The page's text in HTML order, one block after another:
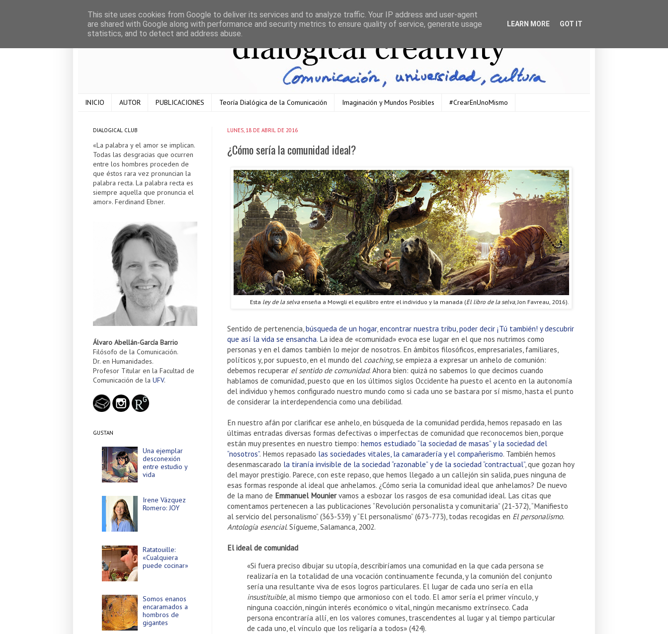
INICIO AUTOR PUBLICACIONES Teoría Dialógica de la Comunicación Imaginación y Mundos Posibles #CrearEnUnoMismo
LUNES, 18 DE ABRIL DE 2016
¿Cómo sería la comunidad ideal?
Esta ley de la selvaenseña a Mowgli el equilibro entre el individuo y la manada (El libro de la selva, Jon Favreau, 2016).
Sentido de pertenencia, búsqueda de un hogar, encontrar nuestra tribu poder decir ¡Tú también! y descubrir
que así la vida se ensancha. La idea de «comunidad» evoca ese lugar en el que nos nutrimos como
personas y en el damos también lo mejor de nosotros. En ámbitos filosóficos, empresariales, familiares,
políticos y, por supuesto, en el mundo del coaching, se empieza a expresar un anhelo de comunión:
debemos recuperar el sentido de comunidad. Ahora bien: quizá no sabemos lo que decimos cuando
hablamos de comunidad, puesto que en los últimos siglos Occidente ha puesto el acento en la autonomía
del individuo y hemos configurado nuestro mundo como si cada uno se bastara por sí mismo, hasta el punto
de considerar la interdependencia como una debilidad.
En nuestro afán por clarificar ese anhelo, en búsqueda de la comunidad perdida, hemos repasado en las
últimas entradas diversas formas defectivas o imperfectas de comunidad que reconocemos bien, porque
están muy presentes en nuestro tiempo: hemos estudiado “la sociedad de masas” y la sociedad del
“nosotros”. Hemos repasado las sociedades vitales, la camaradería y el compañerismo. También hemos
desenmascarado la tiranía invisible de la sociedad “razonable” y de la sociedad “contractual”, que gozan hoy
del mayor prestigio. Parece, con este repaso, que hemos llegado a un callejón sin salida, pues ninguna de
esas formas responde al ideal que anhelamos. ¿Cómo seria la comunidad ideal que anhelamos? De nuevo
de la mano de Emmanuel Mouniervamos a esbozar los rasgos de esa comunidad ideal. Las citas que
comentamos pertenecen a las publicaciones “Revolución personalista y comunitaria” (21-372), “Manifiesto
al servicio del personalismo” (363-539) y “El personalismo” (673-773), todas recogidas en El personalismo.
Antología esencial. Sígueme, Salamanca, 2002.
El ideal de comunidad
«Si fuera preciso dibujar su utopía, describiríamos una comunidad en la que cada persona se
realizaría en la totalidad de una vocación continuamente fecunda, y la comunión del conjunto
sería una resultante viva de esos logros particulares. El lugar de cada uno sería en ella
insustituible, al mismo tiempo que armonioso con el todo. El amor sería el primer vínculo, y
ninguna coacción, ningún interés económico o vital, ningún mecanismo extrínseco. Cada
persona encontraría allí, en los valores comunes, trascendentes al lugar y al tiempo particular
de cada uno, el vínculo que los religaría a todos» (424).
DIALOGICAL CLUB
«La palabra y el amor se implican.
Todas las desgracias que ocurren
entre los hombres proceden de
que éstos rara vez pronuncian la
palabra recta. La palabra recta es
siempre aquella que pronuncia el
amor». Ferdinand Ebner.
Álvaro Abellán-García Barrio
Filósofo de la Comunicación.
Dr. en Humanidades.
Profesor Titular en la Facultad de
Comunicación de la UFV.
GUSTAN
Una ejemplar
desconexión
entre estudio y
vida
Irene Vázquez
Romero: JOY
Ratatouille:
«Cualquiera
puede cocinar»
Somos enanos
encaramados a
hombros de
gigantes
This site uses cookies from Google to deliver its services and to analyze traffic. Your IP address and user-agent
are shared with Google along with performance and security metrics to ensure quality of service, generate usage
statistics, and to detect and address abuse.
LEARN MORE GOT IT